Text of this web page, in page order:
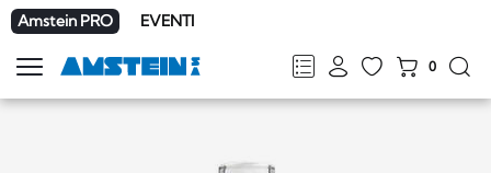
Amstein PRO EVENTI
FRDEENIT
0
Mostra
la